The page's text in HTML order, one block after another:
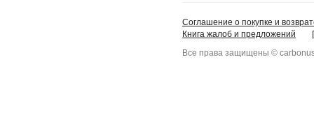
Соглашение о покупке и
Книга жалоб и предложений
Все права защищены ©